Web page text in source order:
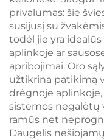
privalumas: šie
susijusį su
todėl jie yra
aplinkoje ar
apribojimai. Oro
užtikrina patikimą
drėgnoje
sistemos negalėtų
ramūs net
Daugelis